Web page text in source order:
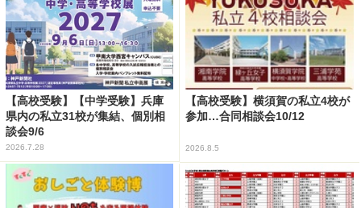
【高校受験】【中学受験】兵庫
県内の私立31校が集結、個別相
談会9/6
2026.7.28
【高校受験】横須賀の私立4校が
参加…合同相談会10/12
2026.8.5